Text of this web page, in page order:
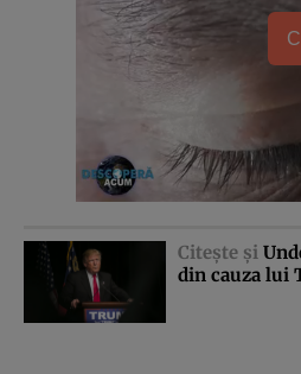
Citeşte şi
din cauza lui